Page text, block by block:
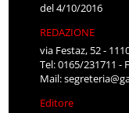
del 4/10/2016
REDAZIONE
via Festaz, 52 -
Tel: 0165/231711 -
Mail:
Editore